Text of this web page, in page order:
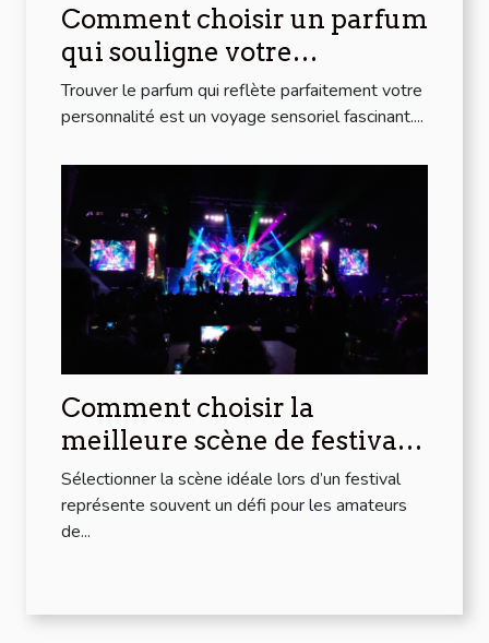
Comment choisir un parfum
qui souligne votre
personnalité?
Trouver le parfum qui reflète parfaitement votre
personnalité est un voyage sensoriel fascinant....
Comment choisir la
meilleure scène de festival
pour votre style musical ?
Sélectionner la scène idéale lors d’un festival
représente souvent un défi pour les amateurs
de...